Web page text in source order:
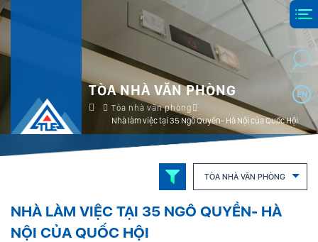
EN
TÒA NHÀ VĂN PHÒNG
Tòa nhà văn phòng
Nhà làm việc tại 35 Ngô Quyền- Hà Nội của Quốc Hội
TÒA NHÀ VĂN PHÒNG
NHÀ LÀM VIỆC TẠI 35 NGÔ QUYỀN- HÀ
NỘI CỦA QUỐC HỘI